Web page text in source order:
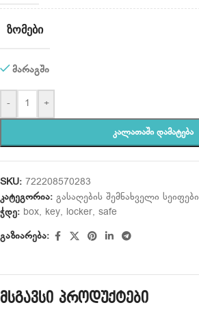
ᲖᲝᲛᲔᲑᲘ
მარაგში
- +
ᲙᲐᲚᲐᲗᲐᲨᲘ ᲓᲐᲛᲐᲢᲔᲑᲐ
SKU: 722208570283
კატეგორია: გასაღების შემნახველი სეიფები
ჭდე: box, key, locker, safe
გაზიარება:
მსგავსი პროდუქტები